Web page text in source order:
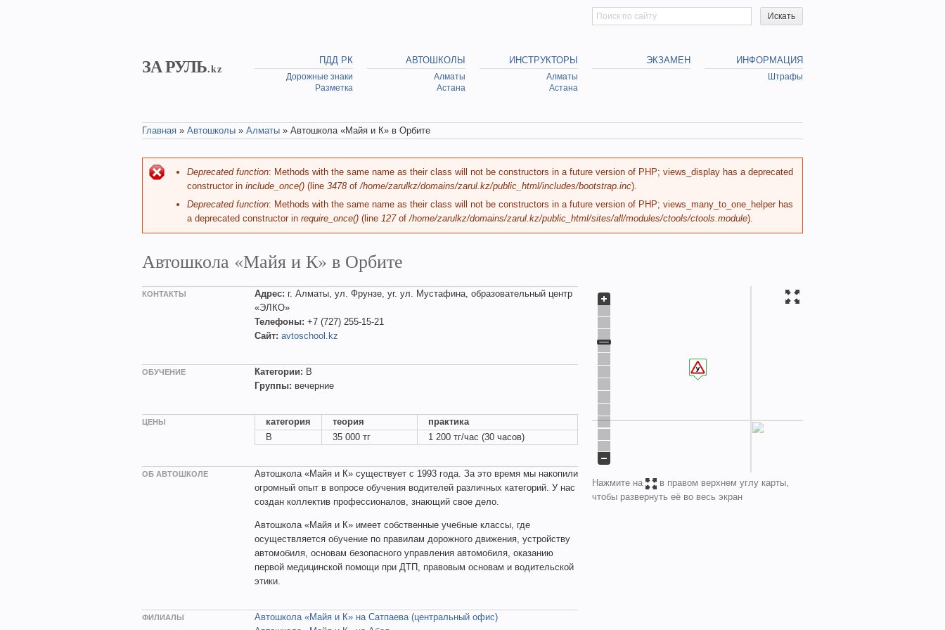
Search form
Искать
ЗА РУЛЬ.kz
ПДД РК
Дорожные знаки
Разметка
АВТОШКОЛЫ
Алматы
Астана
ИНСТРУКТОРЫ
Алматы
Астана
ЭКЗАМЕН ИНФОРМАЦИЯ
Штрафы
Главная » Автошколы » Алматы » Автошкола «Майя и К» в Орбите
Error message
Deprecated function: Methods with the same name as their class will not be constructors in a future version of PHP; views_display has a deprecated
constructor in include_once() (line 3478 of/home/zarulkz/domains/zarul.kz/public_html/includes/bootstrap.inc).
Deprecated function: Methods with the same name as their class will not be constructors in a future version of PHP; views_many_to_one_helper has
a deprecated constructor in require_once() (line 127of/home/zarulkz/domains/zarul.kz/public_html/sites/all/modules/ctools/ctools.module).
Автошкола «Майя и К» в Орбите
КОНТАКТЫ Адрес: г. Алматы, ул. Фрунзе, уг. ул. Мустафина, образовательный центр
«ЭЛКО»
Телефоны: +7 (727) 255-15-21
Сайт: avtoschool.kz
ОБУЧЕНИЕ Категории: B
Группы: вечерние
ЦЕНЫ категория теория
практика
B
35 000 тг 1 200 тг/час (30 часов)
ОБ АВТОШКОЛЕ
Автошкола «Майя и К» существует с 1993 года. За это время мы накопили
огромный опыт в вопросе обучения водителей различных категорий. У нас
создан коллектив профессионалов, знающий свое дело.
Автошкола «Майя и К» имеет собственные учебные классы, где
осуществляется обучение по правилам дорожного движения, устройству
автомобиля, основам безопасного управления автомобиля, оказанию
первой медицинской помощи при ДТП, правовым основам и водительской
этики.
ФИЛИАЛЫ
Автошкола «Майя и К» на Сатпаева (центральный офис)
Нажмите на
в правом верхнем углу карты,
чтобы развернуть её во весь экран